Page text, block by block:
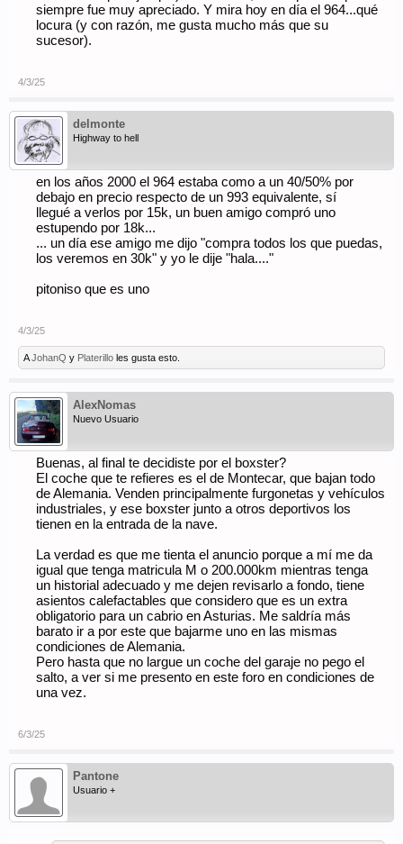
siempre fue muy apreciado. Y mira hoy en día el 964...qué
locura (y con razón, me gusta mucho más que su
sucesor).
4/3/25
delmonte
Highway to hell
en los años 2000 el 964 estaba como a un 40/50% por
debajo en precio respecto de un 993 equivalente, sí
llegué a verlos por 15k, un buen amigo compró uno
estupendo por 18k...
... un día ese amigo me dijo "compra todos los que puedas,
los veremos en 30k" y yo le dije "hala...."
pitoniso que es uno
4/3/25
AJohanQ y Platerillo les gusta esto.
AlexNomas
Nuevo Usuario
Buenas, al final te decidiste por el boxster?
El coche que te refieres es el de Montecar, que bajan todo
de Alemania. Venden principalmente furgonetas y vehículos
industriales, y ese boxster junto a otros deportivos los
tienen en la entrada de la nave.
La verdad es que me tienta el anuncio porque a mí me da
igual que tenga matricula M o 200.000km mientras tenga
un historial adecuado y me dejen revisarlo a fondo, tiene
asientos calefactables que considero que es un extra
obligatorio para un cabrio en Asturias. Me saldría más
barato ir a por este que bajarme uno en las mismas
condiciones de Alemania.
Pero hasta que no largue un coche del garaje no pego el
salto, a ver si me presento en este foro en condiciones de
una vez.
6/3/25
Pantone
Usuario +